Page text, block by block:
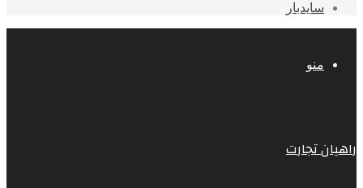
سایدبار
منو
راهیان تجارت